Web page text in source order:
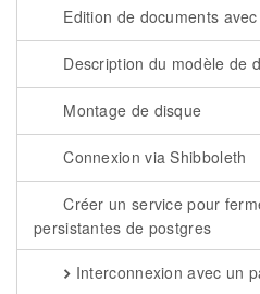
Edition de documents
Description du modèle de
Montage de disque
Connexion via Shibboleth
Créer un service pour
persistantes de postgres
Interconnexion avec un